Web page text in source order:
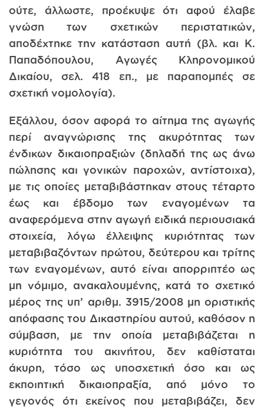
ούτε, άλλωστε, προέκυψε ότι αφού έλαβε
γνώση των σχετικών περιστατικών,
αποδέχτηκε την κατάσταση αυτή (βλ. και Κ.
Παπαδόπουλου, Αγωγές Κληρονομικού
Δικαίου, σελ. 418 επ., με παραπομπές σε
σχετική νομολογία).
Εξάλλου, όσον αφορά το αίτημα της αγωγής
περί αναγνώρισης της ακυρότητας των
ένδικων δικαιοπραξιών (δηλαδή της ως άνω
πώλησης και γονικών παροχών, αντίστοιχα),
με τις οποίες μεταβιβάστηκαν στους τέταρτο
έως και έβδομο των εναγομένων τα
αναφερόμενα στην αγωγή ειδικά περιουσιακά
στοιχεία, λόγω έλλειψης κυριότητας των
μεταβιβαζόντων πρώτου, δεύτερου και τρίτης
των εναγομένων, αυτό είναι απορριπτέο ως
μη νόμιμο, ανακαλουμένης, κατά το σχετικό
μέρος της υπ’ αριθμ. 3915/2008 μη οριστικής
απόφασης του Δικαστηρίου αυτού, καθόσον η
σύμβαση, με την οποία μεταβιβάζεται η
κυριότητα του ακινήτου, δεν καθίσταται
άκυρη, τόσο ως υποσχετική όσο και ως
εκποιητική δικαιοπραξία, από μόνο το
γεγονός ότι εκείνος που μεταβιβάζει, δεν